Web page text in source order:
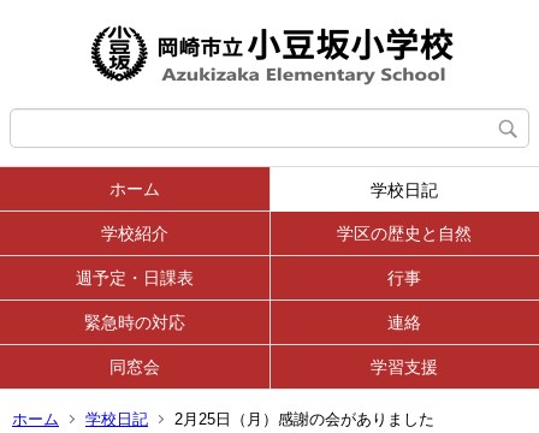
ホーム 学校日記
学校紹介 学区の歴史と自然
週予定・日課表 行事
緊急時の対応 連絡
同窓会 学習支援
ホーム 学校日記 2月25日（月）感謝の会がありました